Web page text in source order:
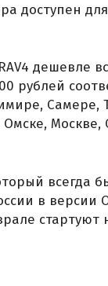
доступен
дешевле
рублей
Самере,
Москве,
всегда
в версии
стартуют